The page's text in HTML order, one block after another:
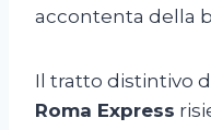
accontenta della
Il tratto distintivo
Roma Express